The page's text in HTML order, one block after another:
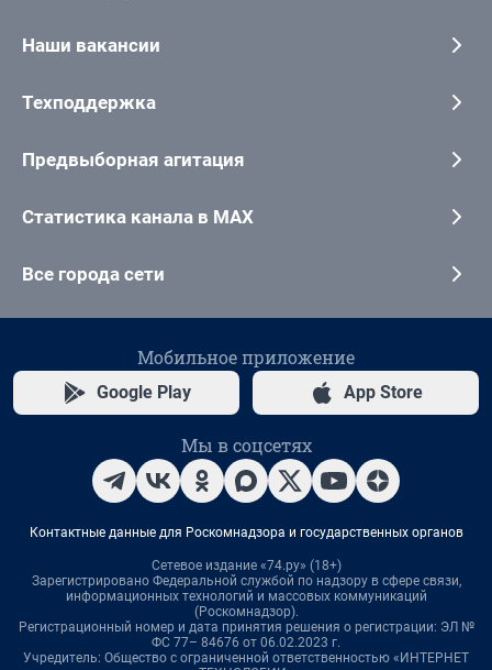
Наши вакансии
Техподдержка
Предвыборная агитация
Статистика канала в MAX
Все города сети
Мобильное приложение
Google Play App Store
Мы в соцсетях
Контактные данные для Роскомнадзора и государственных органов
Сетевое издание «74.ру» (18+)
Зарегистрировано Федеральной службой по надзору в сфере связи,
информационных технологий и массовых коммуникаций
(Роскомнадзор).
Регистрационный номер и дата принятия решения о регистрации: ЭЛ №
ФС 77– 84676 от 06.02.2023 г.
Учредитель: Общество с ограниченной ответственностью «ИНТЕРНЕТ